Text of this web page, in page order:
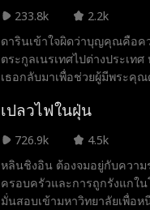
233.8k
2.2k
ดารินเข้าใจผิดว่าบุญคุณคือค
ตระกูลเนรเทศไปต่างประเท
เธอกลับมาเพื่อช่วยผู้มีพระคุ
การตอบแทน เธอกลับถูกความ
การที่มีเขาอยู่ข้างกาย
เปลวไฟในฝุ่น
726.9k
4.5k
หลินชิงอิน ต้องจมอยู่กับความ
ครอบครัวและการถูกรังแกใน
มั่นสอบเข้ามหาวิทยาลัยเพื่อ